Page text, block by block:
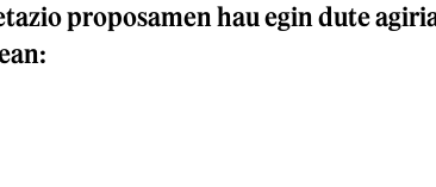
proposamen hau egin dute